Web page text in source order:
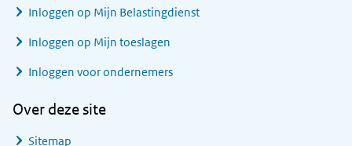
Inloggen op Mijn Belastingdienst
Inloggen op Mijn toeslagen
Inloggen voor ondernemers
Over deze site
Sitemap